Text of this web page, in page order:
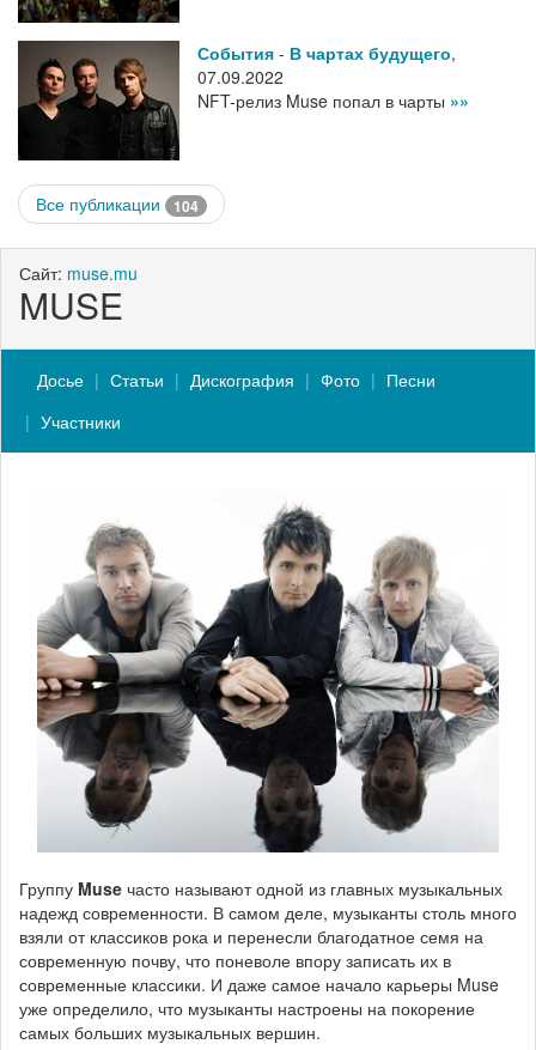
События - В чартах будущего,
07.09.2022
NFT-релиз Muse попал в чарты »»
Все публикации 104
Сайт: muse.mu
MUSE
Досье Статьи Дискография Фото
Песни
Участники
Группу Muse часто называют одной из главных музыкальных
надежд современности. В самом деле, музыканты столь много
взяли от классиков рока и перенесли благодатное семя на
современную почву, что поневоле впору записать их в
современные классики. И даже самое начало карьеры Muse
уже определило, что музыканты настроены на покорение
самых больших музыкальных вершин.